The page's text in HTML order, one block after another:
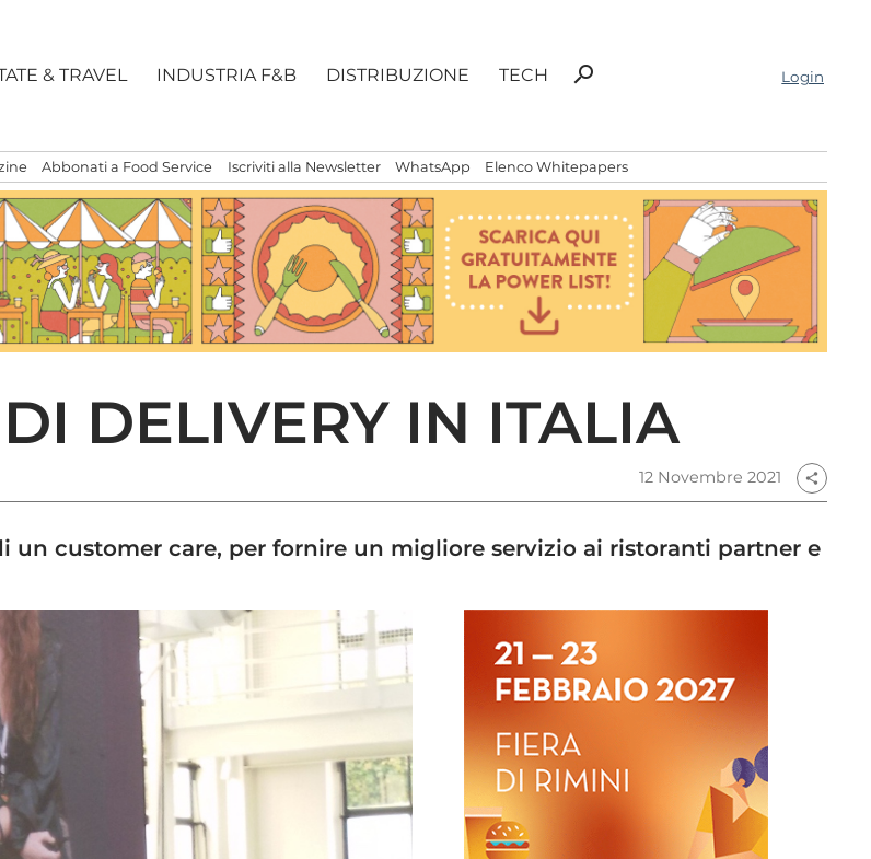
& TRAVEL INDUSTRIA F&B DISTRIBUZIONE TECH
Ricerca
search Login
Abbonati a Food Service Iscriviti alla Newsletter WhatsApp Elenco Whitepapers
DELIVERY IN ITALIA
12 Novembre 2021 share
un customer care, per fornire un migliore servizio ai ristoranti partner e